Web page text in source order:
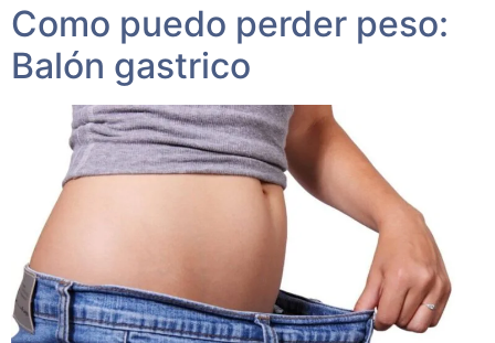
Como puedo perder peso:
Balón gastrico